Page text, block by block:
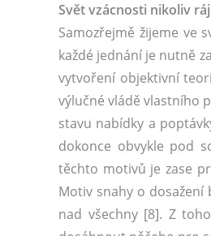
Svět vzácnosti nikoliv ráj
Samozřejmě žijeme ve
každé jednání je nutně
vytvoření objektivní
výlučné vládě vlastního
stavu nabídky a
dokonce obvykle pod
těchto motivů je zase
Motiv snahy o dosažení
nad všechny [8]. Z